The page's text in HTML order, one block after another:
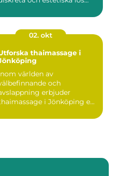
02. okt
thaimassage i
världen av
och
erbjuder
i Jönköping e...